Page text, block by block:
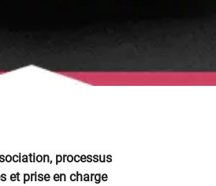
processus
et prise en charge